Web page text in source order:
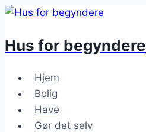
Fortsæt
indhold
Hus for begyndere
Hjem
Bolig
Have
Gør det selv